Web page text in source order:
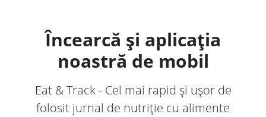
Încearcă și aplicația
noastră de mobil
Eat & Track - Cel mai rapid și ușor de
folosit jurnal de nutriție cu alimente